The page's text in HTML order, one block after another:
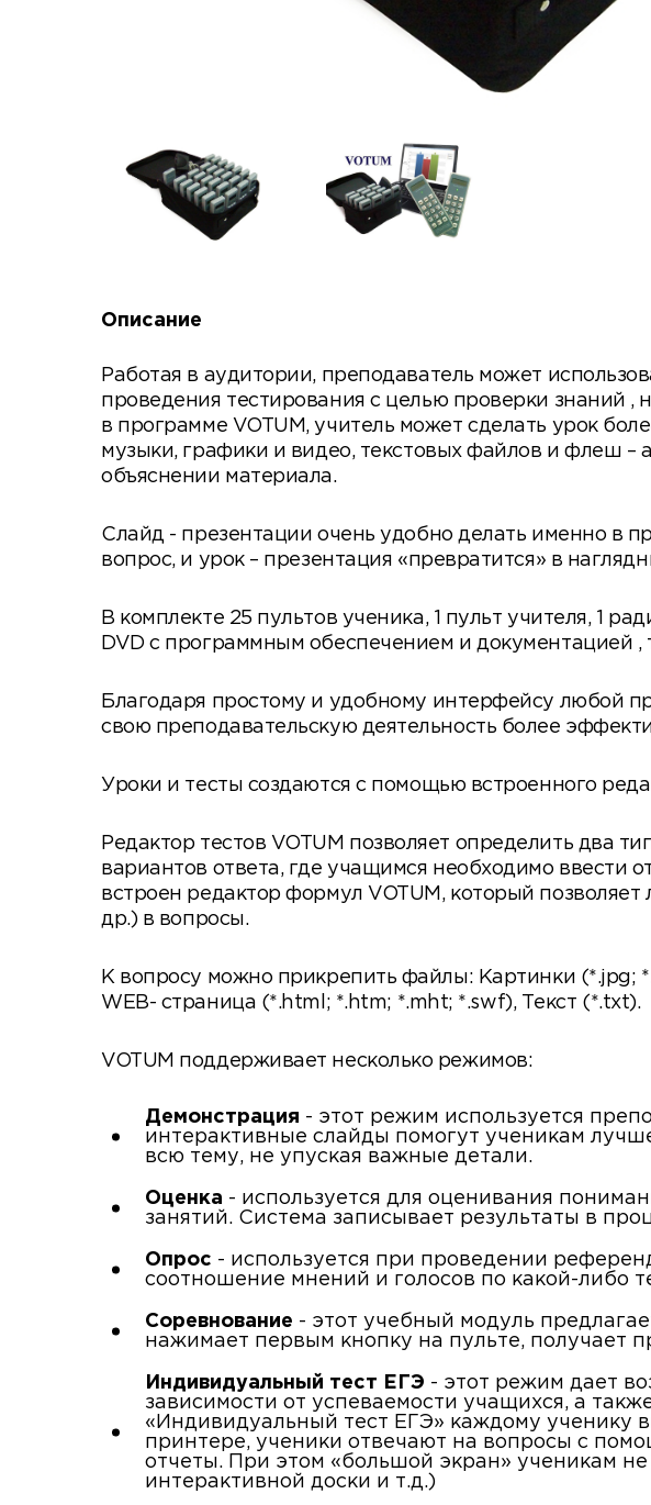
Описание
Работая в аудитории, преподаватель может
проведения тестирования с целью проверки знаний
в программе VOTUM, учитель может сделать урок
музыки, графики и видео, текстовых файлов и флеш
объяснении материала.
Cлайд - презентации очень удобно делать именно в
вопрос, и урок – презентация «превратится» в
В комплекте 25 пультов ученика, 1 пульт учителя, 1
DVD с программным обеспечением и документацией ,
Благодаря простому и удобному интерфейсу любой
свою преподавательскую деятельность более
Уроки и тесты создаются с помощью встроенного
Редактор тестов VOTUM позволяет определить два
вариантов ответа, где учащимся необходимо ввести
встроен редактор формул VOTUM, который
др.) в вопросы.
К вопросу можно прикрепить файлы: Картинки (*.jpg;
WEB- страница (*.html; *.htm; *.mht; *.swf), Текст (*.txt).
VOTUM поддерживает несколько режимов:
Демонстрация - этот режим используется
интерактивные слайды помогут ученикам
всю тему, не упуская важные детали.
Оценка - используется для оценивания
занятий. Система записывает результаты в
Опрос - используется при проведении
соотношение мнений и голосов по какой-либо
Соревнование - этот учебный модуль
нажимает первым кнопку на пульте, получает
Индивидуальный тест ЕГЭ - этот режим дает
зависимости от успеваемости учащихся, а
«Индивидуальный тест ЕГЭ» каждому ученику
принтере, ученики отвечают на вопросы с
отчеты. При этом «большой экран» ученикам
интерактивной доски и т.д.)